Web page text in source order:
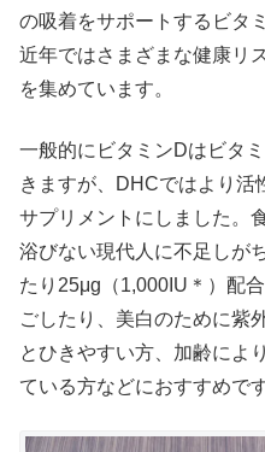
の吸着をサポートするビタ
近年ではさまざまな健康リ
を集めています。
一般的にビタミンDはビタ
きますが、DHCではより活
サプリメントにしました。
浴びない現代人に不足しが
たり25μg（1,000IU＊）配
ごしたり、美白のために紫
とひきやすい方、加齢によ
ている方などにおすすめです